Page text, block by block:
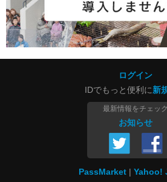
ログイン
IDでもっと便利に新
最新情報をチェック
お知らせ
PassMarket Yahoo!